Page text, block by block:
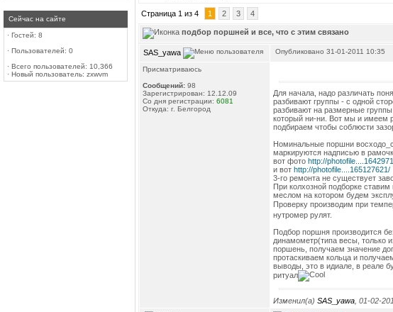
Сейчас на сайте
· Гостей: 8
· Пользователей: 0
· Всего пользователей: 10,366
· Новый пользователь: zxwvm
Страница 1 из 4 1 2 3 4
подбор поршней и все, что с этим связано
SAS_yawa Опубликовано 31-01-2011 10:35
Присматриваюсь
Сообщений: 98
Зарегистрирован: 12.12.09
Со дня регистрации: 6081
Откуда: г. Белгород
Для начала, надо различать
разбивают группы - с одной
разбивают на размерные
который ни-ни. Вот мы и имеем
подбираем чтобы соблюсти
Номинальные поршни
маркируются надписью в
вот фото http://
и вот http://photofile....165127621/
3-го ремонта не существует
При колхозной подборке
меслом на котором будем
Проверку производим при
нутромер рулят.
Подбор поршня производится
динамометр(типа весы, только
поршень, получаем значение
протаскиваем кольца и
выводы, это в идиале, в реале
ритуал
Изменил(а) SAS_yawa , 01-02-